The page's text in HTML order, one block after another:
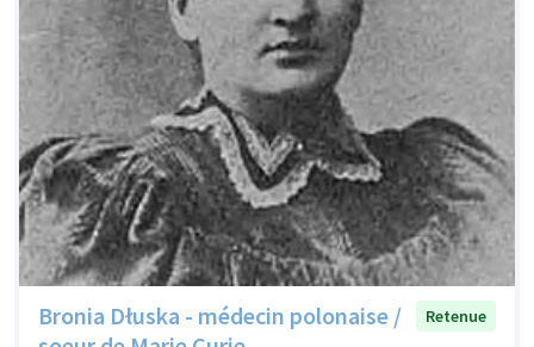
Bronia Dłuska - médecin polonaise /
Retenue